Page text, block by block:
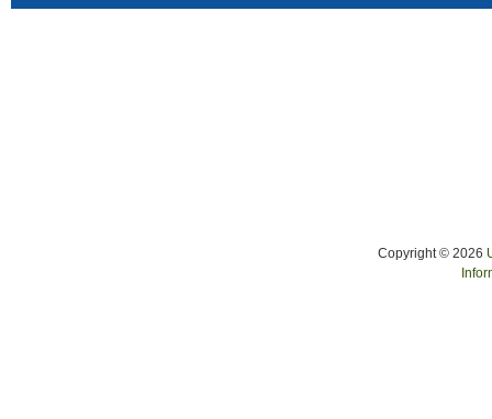
Copyright © 2026